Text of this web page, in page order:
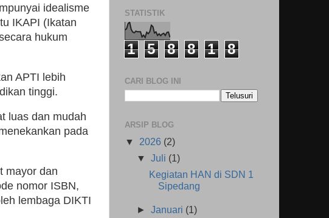
idealisme
IKAPI (Ikatan
hukum
APTI lebih
tinggi.
luas dan mudah
pada
mayor dan
nomor ISBN,
lembaga DIKTI
STATISTIK
1 5 8 8 1 8
CARI BLOG INI
ARSIP BLOG
▼ 2026 (2)
▼ Juli (1)
Kegiatan HAN di SDN 1
Sipedang
► Januari (1)